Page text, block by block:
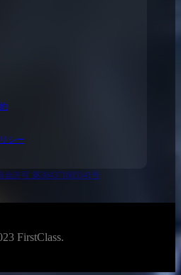
シー
許可 第304371805541号
FirstClass.